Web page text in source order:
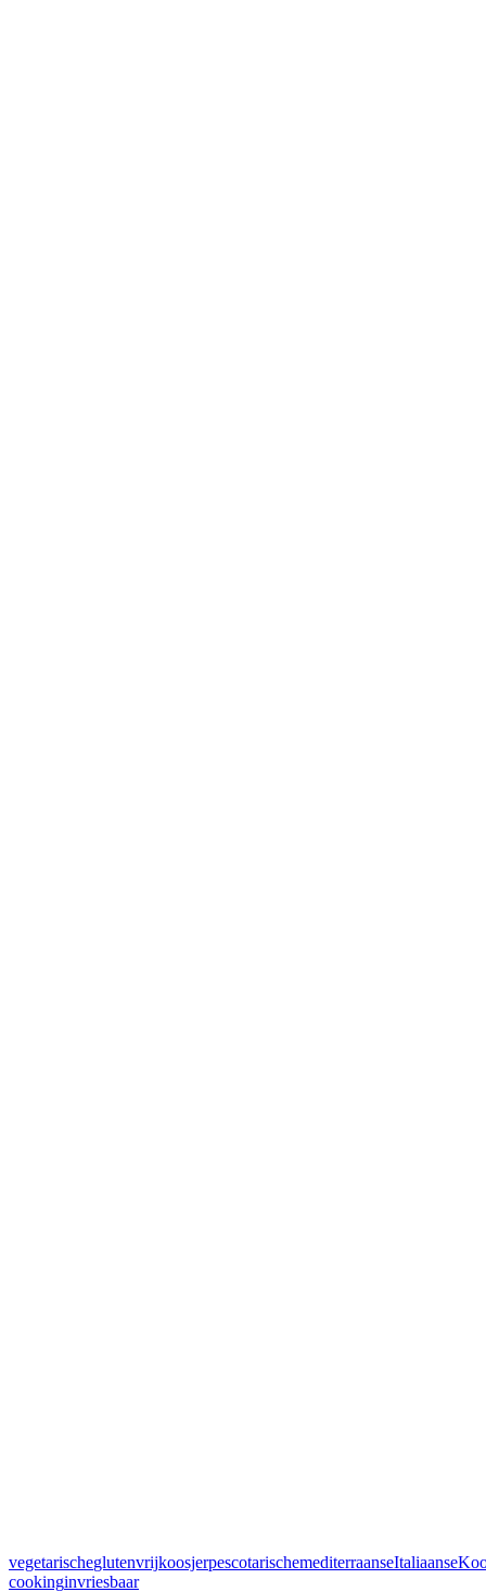
Details bekijken
vegetarischeglutenvrijkoosjerpescotarischemediterraanseItaliaanse
cookinginvriesbaar